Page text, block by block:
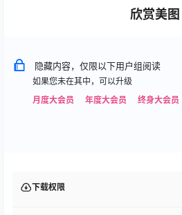
欣赏美图
隐藏内容，仅限以下用户组阅读
如果您未在其中，可以升级
月度大会员
年度大会员 终身大会员
下载权限